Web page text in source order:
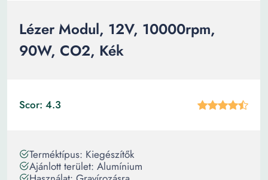
Lézer Modul, 12V, 10000rpm,
90W, CO2, Kék
Scor: 4.3
Terméktípus: Kiegészítők
Ajánlott terület: Alumínium